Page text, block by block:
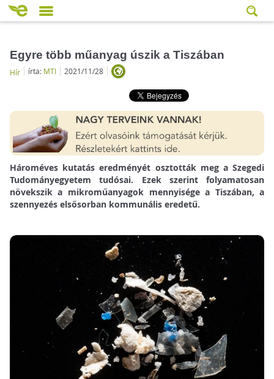
Egyre több műanyag úszik a Tiszában
Hír írta: MTI 2021/11/28
Hároméves kutatás eredményét osztották meg a Szegedi
Tudományegyetem tudósai. Ezek szerint folyamatosan
növekszik a mikroműanyagok mennyisége a Tiszában, a
szennyezés elsősorban kommunális eredetű.